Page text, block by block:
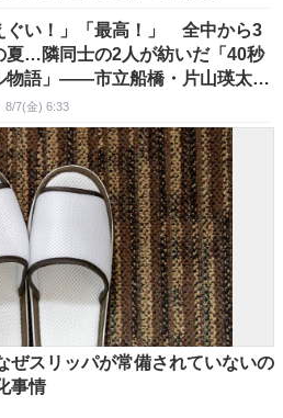
ぐい！」「最高！」 全中から3
夏…隣同士の2人が紡いだ「40秒
物語」――市立船橋・片山瑛太、
カハル
8/7(金) 6:33
ぜスリッパが常備されていないの
事情